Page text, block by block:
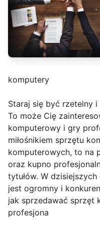
komputery
Staraj się być rzetelny i
To może Cię
komputerowy i gry
miłośnikiem sprzętu
komputerowych, to na
oraz kupno
tytułów. W
jest ogromny i
jak sprzedawać sprzęt
profesjona